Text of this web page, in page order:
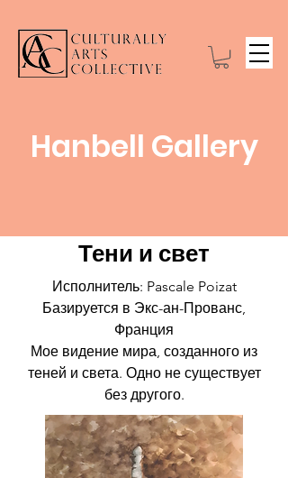
Hanbell Gallery
Исполнитель: Pascale Poizat
Базируется в Экс-ан-Прованс,
Франция
Мое видение мира, созданного из
теней и света. Одно не существует
без другого.
Тени и свет